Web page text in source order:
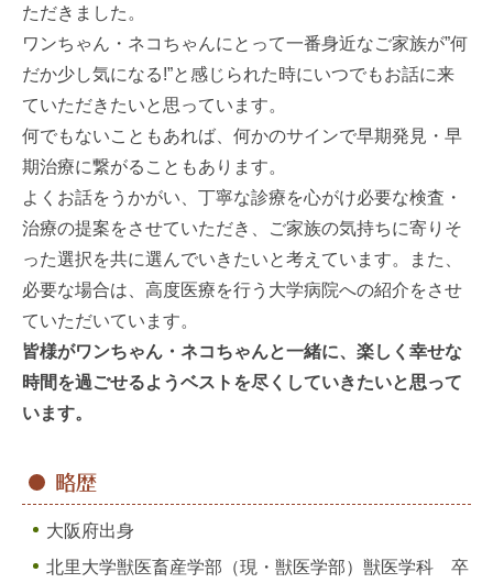
ただきました。
ワンちゃん・ネコちゃんにとって一番身近なご家族が”何
だか少し気になる!”と感じられた時にいつでもお話に来
ていただきたいと思っています。
何でもないこともあれば、何かのサインで早期発見・早
期治療に繋がることもあります。
よくお話をうかがい、丁寧な診療を心がけ必要な検査・
治療の提案をさせていただき、ご家族の気持ちに寄りそ
った選択を共に選んでいきたいと考えています。また、
必要な場合は、高度医療を行う大学病院への紹介をさせ
ていただいています。
皆様がワンちゃん・ネコちゃんと一緒に、楽しく幸せな
時間を過ごせるようベストを尽くしていきたいと思って
います。
略歴
大阪府出身
北里大学獣医畜産学部（現・獣医学部）獣医学科 卒